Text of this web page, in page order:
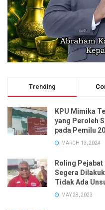
Trending
KPU Mimika
yang Peroleh
pada Pemilu
MARCH 13, 2024
Roling
Segera
Tidak Ada
MAY 28, 2023